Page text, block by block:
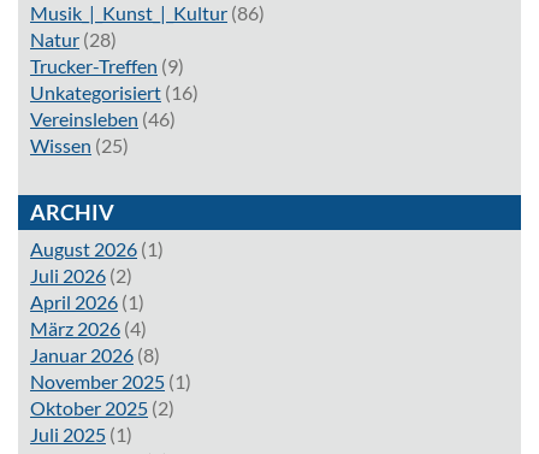
Musik_|_Kunst_|_Kultur (86)
Natur (28)
Trucker-Treffen (9)
Unkategorisiert (16)
Vereinsleben (46)
Wissen (25)
ARCHIV
August 2026 (1)
Juli 2026 (2)
April 2026 (1)
März 2026 (4)
Januar 2026 (8)
November 2025 (1)
Oktober 2025 (2)
Juli 2025 (1)